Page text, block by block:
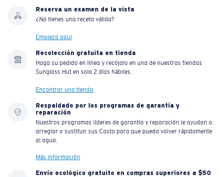
Reserva un examen de la vista
¿No tienes una receta válida?
Empieza aquí
Recolección gratuita en tienda
Haga su pedido en línea y recójalo en una de nuestras tiendas
Sunglass Hut en solo 2 días hábiles.
Encontrar una tienda
Respaldado por los programas de garantía y
reparación
Nuestros programas líderes de garantía y reparación le ayudan a
arreglar o sustituir sus Costa para que pueda volver rápidamente
al agua.
Más información
Envío ecológico gratuito en compras superiores a $50